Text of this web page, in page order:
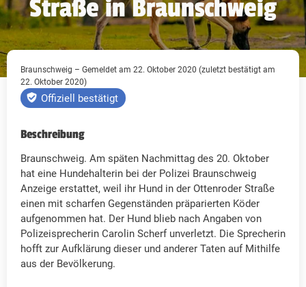
Straße in Braunschweig
Braunschweig – Gemeldet am 22. Oktober 2020 (zuletzt bestätigt am
22. Oktober 2020)
Offiziell bestätigt
Beschreibung
Braunschweig. Am späten Nachmittag des 20. Oktober
hat eine Hundehalterin bei der Polizei Braunschweig
Anzeige erstattet, weil ihr Hund in der Ottenroder Straße
einen mit scharfen Gegenständen präparierten Köder
aufgenommen hat. Der Hund blieb nach Angaben von
Polizeisprecherin Carolin Scherf unverletzt. Die Sprecherin
hofft zur Aufklärung dieser und anderer Taten auf Mithilfe
aus der Bevölkerung.